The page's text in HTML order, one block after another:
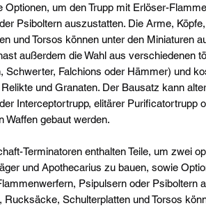
Optionen, um den Trupp mit Erlöser-
Psiboltern auszustatten. Die Arme,
und Torsos können unter den Miniaturen
außerdem die Wahl aus verschiedenen
Schwerter, Falchions oder Hämmer) und
und Granaten. Der Bausatz kann
Interceptortrupp, elitärer Purificatortrupp
Waffen gebaut werden.
Terminatoren enthalten Teile, um zwei
und Apothecarius zu bauen, sowie
Psipulsern oder Psiboltern
Rucksäcke, Schulterplatten und Torsos